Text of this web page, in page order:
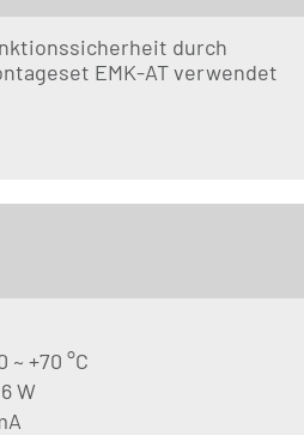
durch
EMK-AT verwendet
+70 °C
W